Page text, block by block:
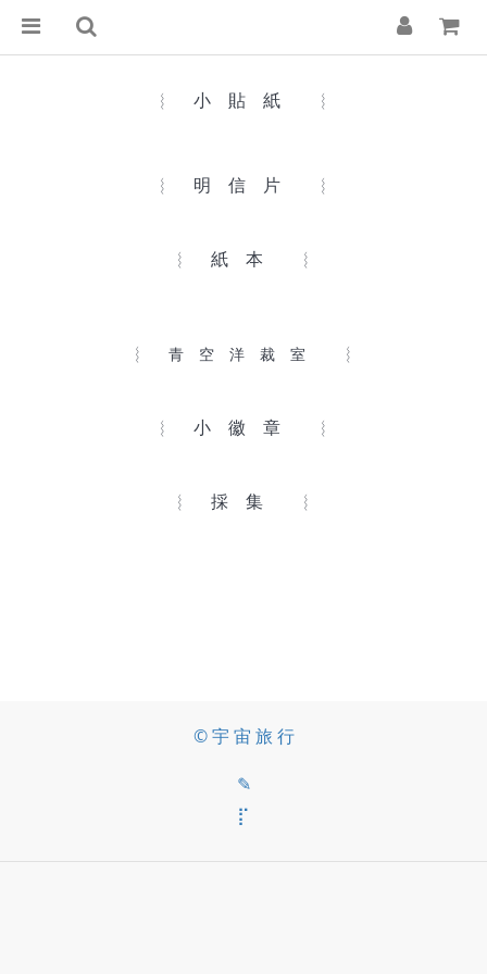
︴ 小 貼 紙 ︴
︴ 明 信 片 ︴
︴ 紙 本 ︴
︴ 青 空 洋 裁 室 ︴
︴ 小 徽 章 ︴
︴ 採 集 ︴
© 宇 宙 旅 行
✎
⡏